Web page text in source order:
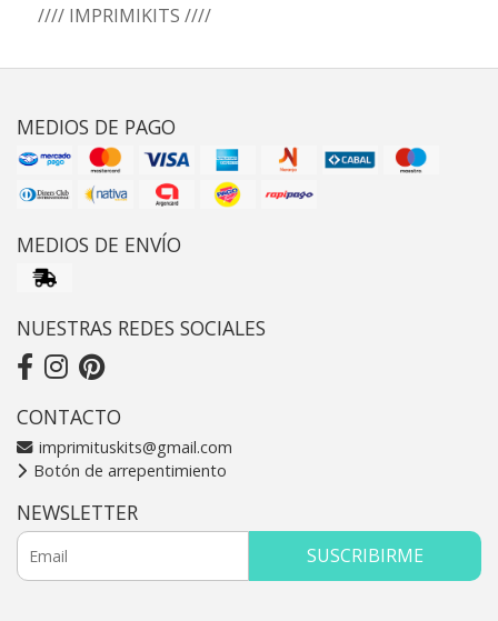
//// IMPRIMIKITS ////
MEDIOS DE PAGO
MEDIOS DE ENVÍO
NUESTRAS REDES SOCIALES
CONTACTO
imprimituskits@gmail.com
Botón de arrepentimiento
NEWSLETTER
SUSCRIBIRME